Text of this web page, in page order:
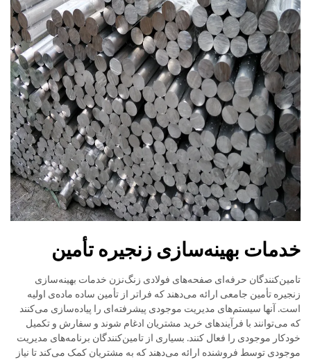
خدمات بهینه‌سازی زنجیره تأمین
تامین‌کنندگان حرفه‌ای صفحه‌های فولادی زنگ‌نزن خدمات بهینه‌سازی
زنجیره تأمین جامعی ارائه می‌دهند که فراتر از تأمین ساده ماده‌ی اولیه
است. آنها سیستم‌های مدیریت موجودی پیشرفته‌ای را پیاده‌سازی می‌کنند
که می‌توانند با فرآیندهای خرید مشتریان ادغام شوند و سفارش و تکمیل
خودکار موجودی را فعال کنند. بسیاری از تامین‌کنندگان برنامه‌های مدیریت
موجودی توسط فروشنده ارائه می‌دهند که به مشتریان کمک می‌کند تا نیاز